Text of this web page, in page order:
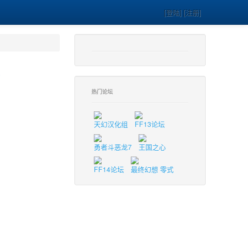
[登陆] [注册]
热门论坛
天幻汉化组 FF13论坛
勇者斗恶龙7 王国之心
FF14论坛 最终幻想 零式